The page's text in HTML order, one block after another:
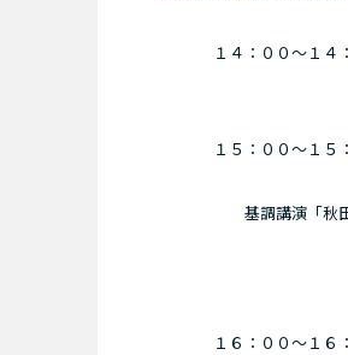
１４：００～１４：
１５：００～１５：
基調講演「秋田県の
秋田県副
１６：００～１６：